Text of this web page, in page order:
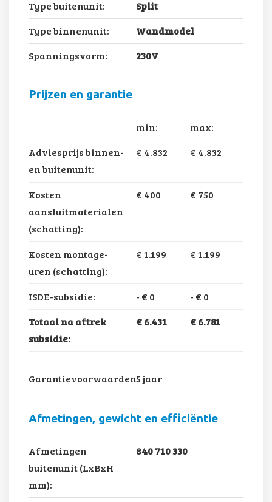
Type buitenunit:
Split
Type binnenunit:
Wandmodel
Spanningsvorm:
230V
Prijzen en garantie
min:
max:
Adviesprijs binnen-
en buitenunit:
€ 4.832 € 4.832
Kosten
aansluitmaterialen
(schatting):
€ 400 € 750
Kosten montage-
uren (schatting):
€ 1.199 € 1.199
ISDE-subsidie: - € 0 - € 0
Totaal na aftrek
subsidie:
€ 6.431 € 6.781
Garantievoorwaarden:5 jaar
Afmetingen, gewicht en efficiëntie
Afmetingen
buitenunit (LxBxH
mm):
840 710 330